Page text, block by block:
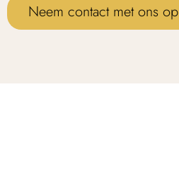
Neem contact met ons op